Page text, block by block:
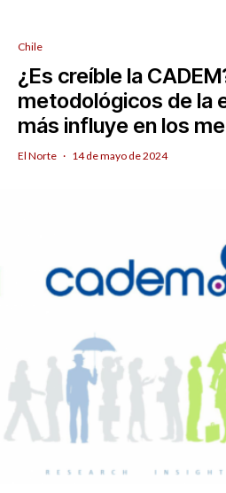
Chile
¿Es creíble la
metodológicos de la
más influye en los
El Norte · 14 de mayo de 2024